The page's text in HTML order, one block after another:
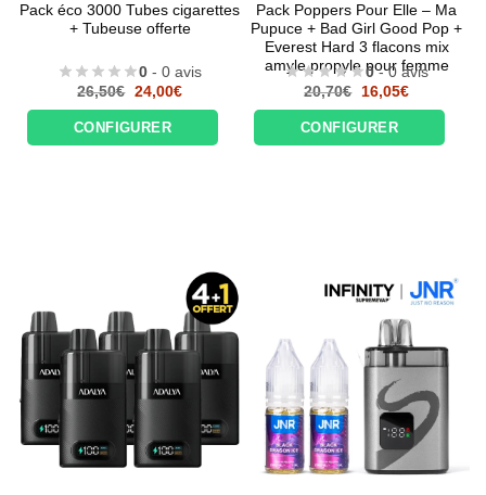
Pack éco 3000 Tubes cigarettes
+ Tubeuse offerte
0 - 0 avis
26,50€ Le
initial
était :
26,50€.
24,00€Le
actuel
24,00€.
CONFIGURER
Pack Poppers Pour Elle – Ma
Pupuce + Bad Girl Good Pop +
Everest Hard 3 flacons mix
amyle propyle pour femme
0- 0 avis
20,70€
Le
initial
était :
20,70€.
16,05€Le
actuel
16,05€.
CONFIGURER